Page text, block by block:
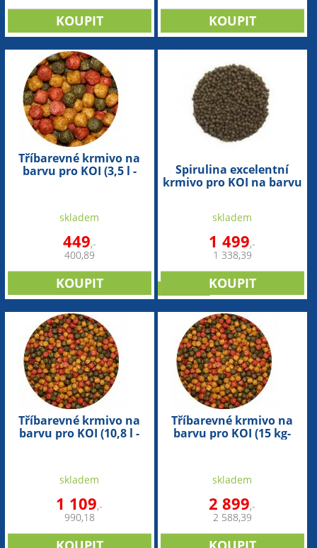
Tříbarevné krmivo na
barvu pro KOI (3,5 l -
skladem
449,-
400,89
Spirulina excelentní
krmivo pro KOI na barvu
skladem
1 499,-
1 338,39
Tříbarevné krmivo na
barvu pro KOI (10,8 l -
skladem
1 109,-
990,18
Tříbarevné krmivo na
barvu pro KOI (15 kg-
skladem
2 899,-
2 588,39